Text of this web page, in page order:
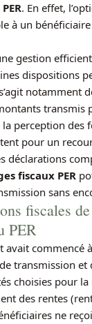
. En effet,
à un
gestion
dispositions
notamment
transmis
perception des
pour un
déclarations
fiscaux PER
sans
fiscales
PER
avait commencé
transmission et
choisies pour la
des rentes
ne